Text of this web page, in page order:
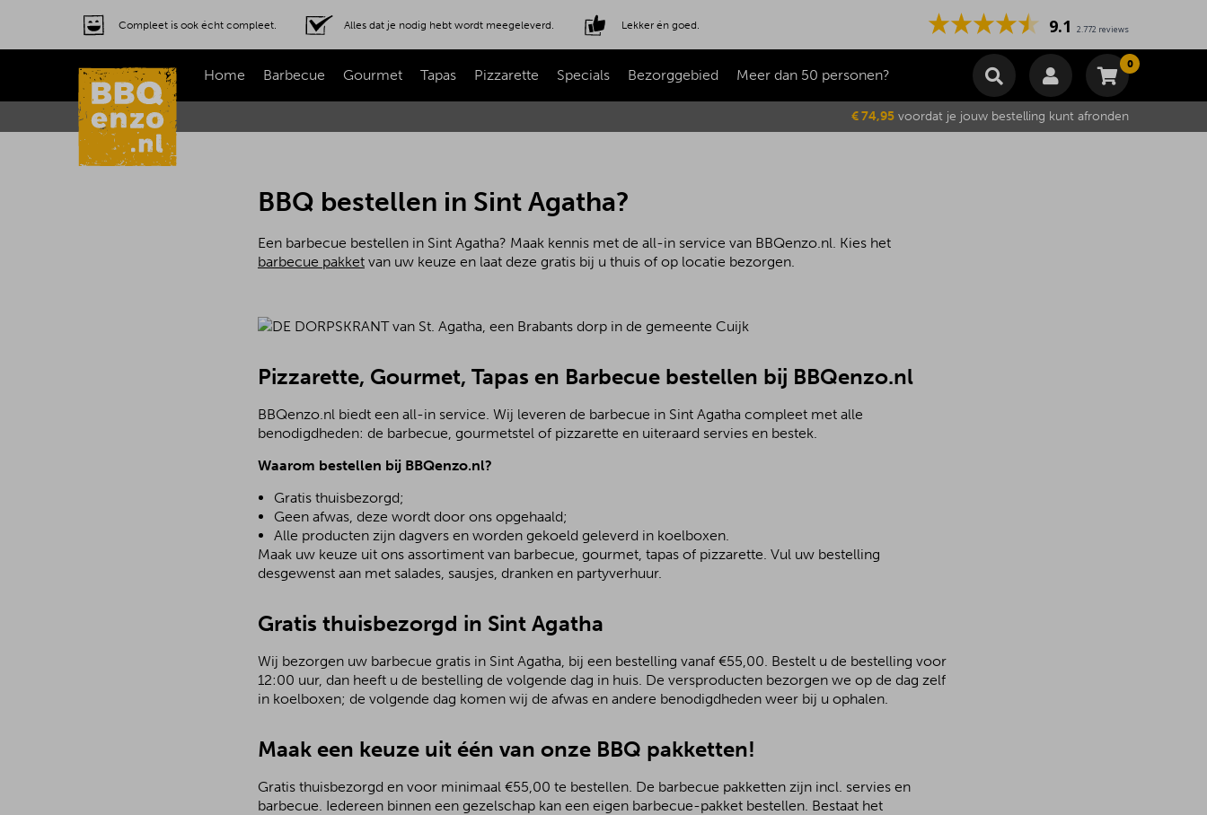
Compleet is ook écht compleet. Alles dat je nodig hebt wordt meegeleverd. Lekker én goed. 9.1 2.772 reviews
Home Barbecue Gourmet Tapas Pizzarette Specials Bezorggebied Meer dan 50 personen?
0
Winkelmand
Subtotaal €0,00
€ 74,95 voordat je jouw bestelling kunt afronden
BBQ bestellen in Sint Agatha?
Een barbecue bestellen in Sint Agatha? Maak kennis met de all-in service van BBQenzo.nl. Kies het
barbecue pakket van uw keuze en laat deze gratis bij u thuis of op locatie bezorgen.
Pizzarette, Gourmet, Tapas en Barbecue bestellen bij BBQenzo.nl
BBQenzo.nl biedt een all-in service. Wij leveren de barbecue in Sint Agatha compleet met alle
benodigdheden: de barbecue, gourmetstel of pizzarette en uiteraard servies en bestek.
Waarom bestellen bij BBQenzo.nl?
Gratis thuisbezorgd;
Geen afwas, deze wordt door ons opgehaald;
Alle producten zijn dagvers en worden gekoeld geleverd in koelboxen.
Maak uw keuze uit ons assortiment van barbecue, gourmet, tapas of pizzarette. Vul uw bestelling
desgewenst aan met salades, sausjes, dranken en partyverhuur.
Gratis thuisbezorgd in Sint Agatha
Wij bezorgen uw barbecue gratis in Sint Agatha, bij een bestelling vanaf €55,00. Bestelt u de bestelling voor
12:00 uur, dan heeft u de bestelling de volgende dag in huis. De versproducten bezorgen we op de dag zelf
in koelboxen; de volgende dag komen wij de afwas en andere benodigdheden weer bij u ophalen.
Maak een keuze uit één van onze BBQ pakketten!
Gratis thuisbezorgd en voor minimaal €55,00 te bestellen. De barbecue pakketten zijn incl. servies en
barbecue. Iedereen binnen een gezelschap kan een eigen barbecue-pakket bestellen. Bestaat het